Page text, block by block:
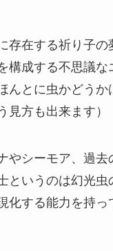
存在する祈り子の
構成する不思議な
んとに虫かどうか
見方も出来ます）
やシーモア、過去
というのは幻光虫
化する能力を持っ